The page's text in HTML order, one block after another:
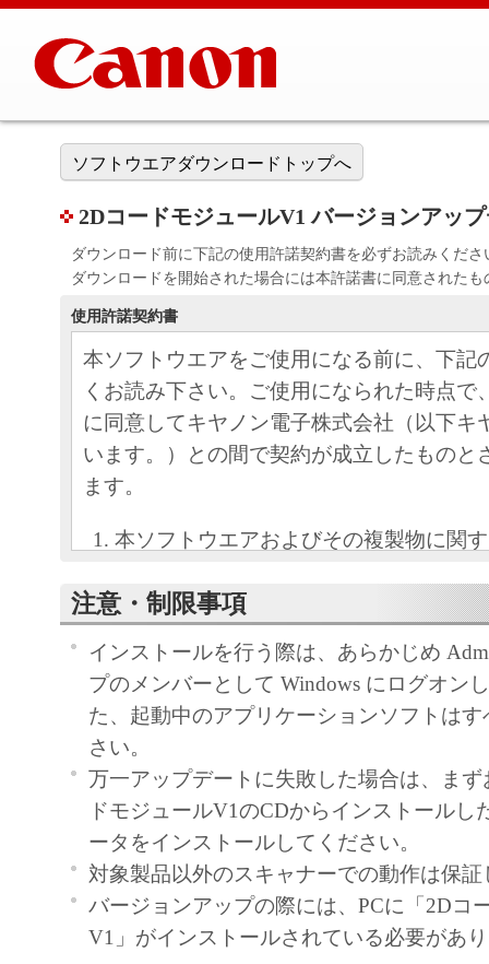
ソフトウエアダウンロードトップへ
2DコードモジュールV1 バージョンアッ
ダウンロード前に下記の使用許諾契約書を必ずお読みくださ
ダウンロードを開始された場合には本許諾書に同意された
使用許諾契約書
本ソフトウエアをご使用になる前に、下記
くお読み下さい。ご使用になられた時点で
に同意してキヤノン電子株式会社（以下キ
います。）との間で契約が成立したものと
ます。
本ソフトウエアおよびその複製物に関
ーに帰属します。
ザーといいます。）に対し、本ソフト
キヤノン電子製品を利用する目的で本
用する非独占的権利を許諾します。
ユーザーは、本ソフトウエアの全部ま
改変、リバース・エンジニアリング、
は逆アセンブル等することはできませ
キヤノン電子、キヤノンマーケティン
社およびキヤノンのライセンサーは、
ユーザーの特定の目的のために適当で
は有用であること、または本ソフトウ
注意・制限事項
インストールを行う際は、あらかじめ
プのメンバーとして Windows にログオン
た、起動中のアプリケーションソフトは
さい。
万一アップデートに失敗した場合は、ま
ドモジュールV1のCDからインストールし
ータをインストールしてください。
対象製品以外のスキャナーでの動作は保
バージョンアップの際には、PCに「2Dコ
V1」がインストールされている必要があ